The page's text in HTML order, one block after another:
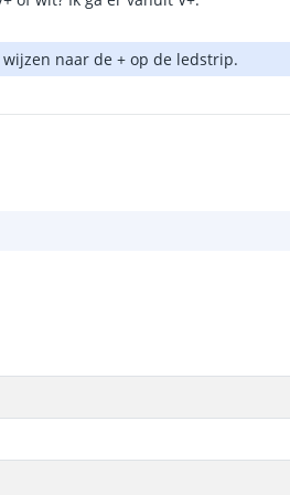
naar de + op de ledstrip.